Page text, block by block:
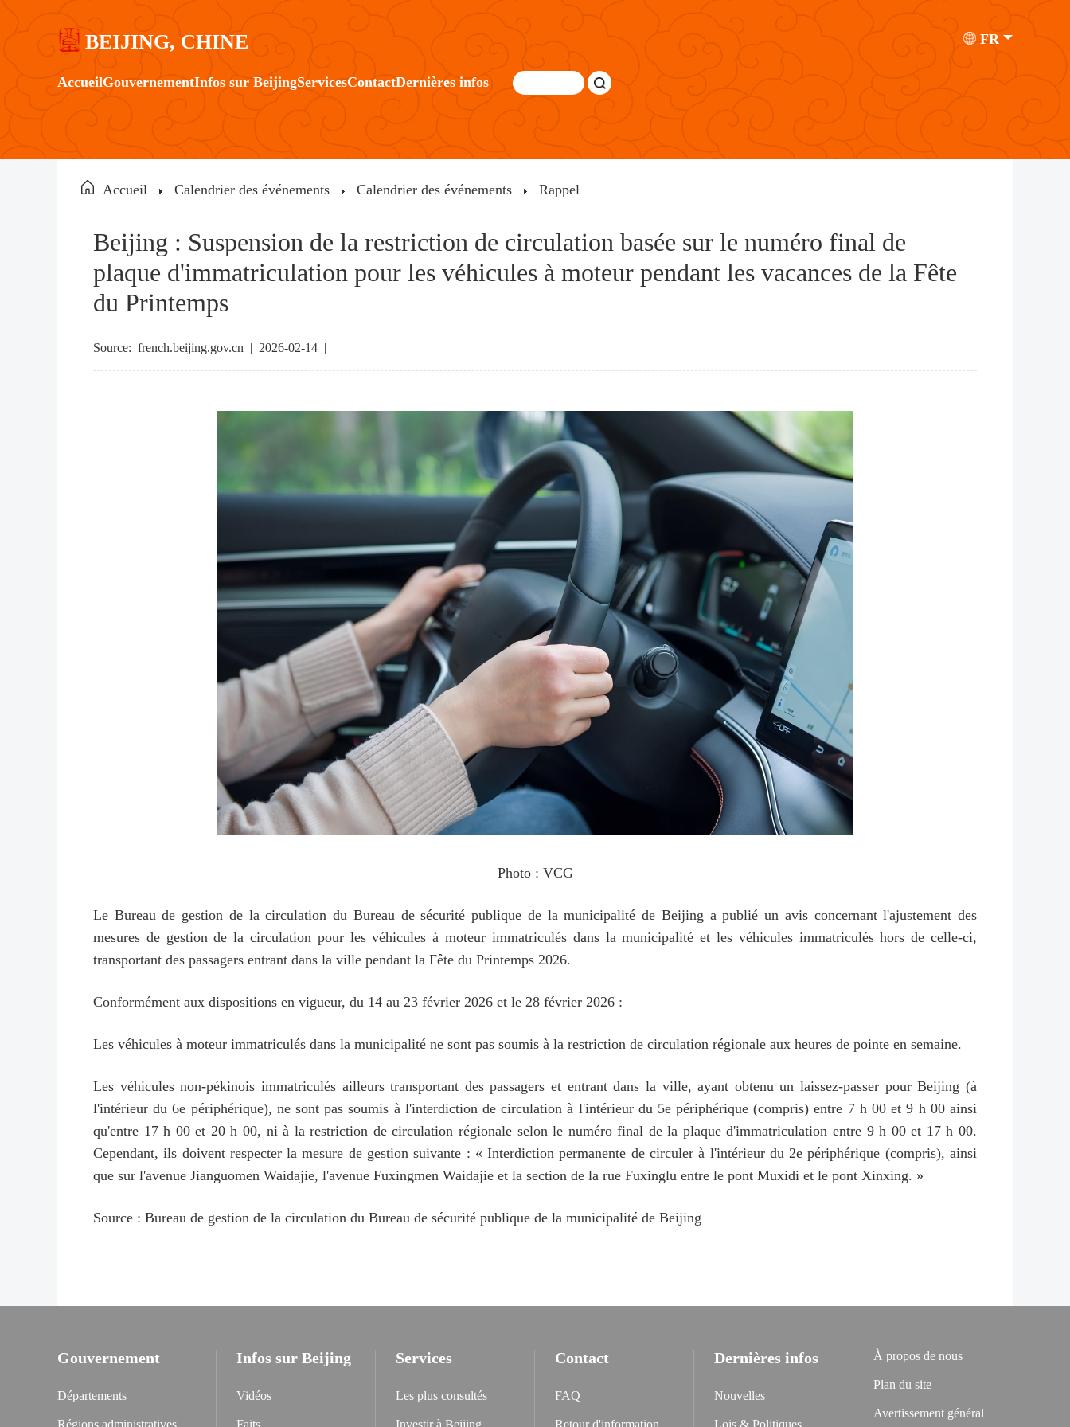
BEIJING, CHINE FR
AccueilGouvernementInfos sur BeijingServicesContactDernières infos
Accueil Calendrier des événements Calendrier des événements Rappel
Beijing : Suspension de la restriction de circulation basée sur le numéro final de
plaque d'immatriculation pour les véhicules à moteur pendant les vacances de la Fête
du Printemps
Source: french.beijing.gov.cn | 2026-02-14 |
Photo : VCG
Le Bureau de gestion de la circulation du Bureau de sécurité publique de la municipalité de Beijing a publié un avis concernant l'ajustement des
mesures de gestion de la circulation pour les véhicules à moteur immatriculés dans la municipalité et les véhicules immatriculés hors de celle-ci,
transportant des passagers entrant dans la ville pendant la Fête du Printemps 2026.
Conformément aux dispositions en vigueur, du 14 au 23 février 2026 et le 28 février 2026 :
Les véhicules à moteur immatriculés dans la municipalité ne sont pas soumis à la restriction de circulation régionale aux heures de pointe en semaine.
Les véhicules non-pékinois immatriculés ailleurs transportant des passagers et entrant dans la ville, ayant obtenu un laissez-passer pour Beijing (à
l'intérieur du 6e périphérique), ne sont pas soumis à l'interdiction de circulation à l'intérieur du 5e périphérique (compris) entre 7 h 00 et 9 h 00 ainsi
qu'entre 17 h 00 et 20 h 00, ni à la restriction de circulation régionale selon le numéro final de la plaque d'immatriculation entre 9 h 00 et 17 h 00.
Cependant, ils doivent respecter la mesure de gestion suivante : « Interdiction permanente de circuler à l'intérieur du 2e périphérique (compris), ainsi
que sur l'avenue Jianguomen Waidajie, l'avenue Fuxingmen Waidajie et la section de la rue Fuxinglu entre le pont Muxidi et le pont Xinxing. »
Source : Bureau de gestion de la circulation du Bureau de sécurité publique de la municipalité de Beijing
Gouvernement
Départements
Régions administratives
Infos sur Beijing
Vidéos
Faits
Services
Les plus consultés
Investir à Beijing
Contact
FAQ
Retour d'information
Dernières infos
Nouvelles
Lois & Politiques
À propos de nous
Plan du site
Avertissement général